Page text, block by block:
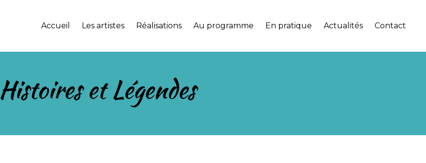
Accueil Les artistes Réalisations Au programme En pratique Actualités Contact
Histoires et Légendes